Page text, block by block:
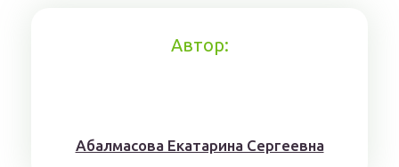
Автор:
Aбaлмaсoвa Eкaтaринa Ceргeeвнa